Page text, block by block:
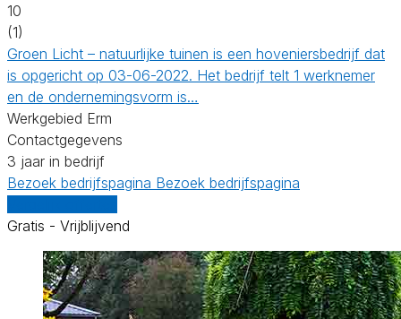
10
(1)
Groen Licht – natuurlijke tuinen is een hoveniersbedrijf dat
is opgericht op 03-06-2022. Het bedrijf telt 1 werknemer
en de ondernemingsvorm is…
Werkgebied Erm
Contactgegevens
3 jaar in bedrijf
Bezoek bedrijfspagina Bezoek bedrijfspagina
Gratis - Vrijblijvend